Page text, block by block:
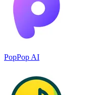
PopPop AI